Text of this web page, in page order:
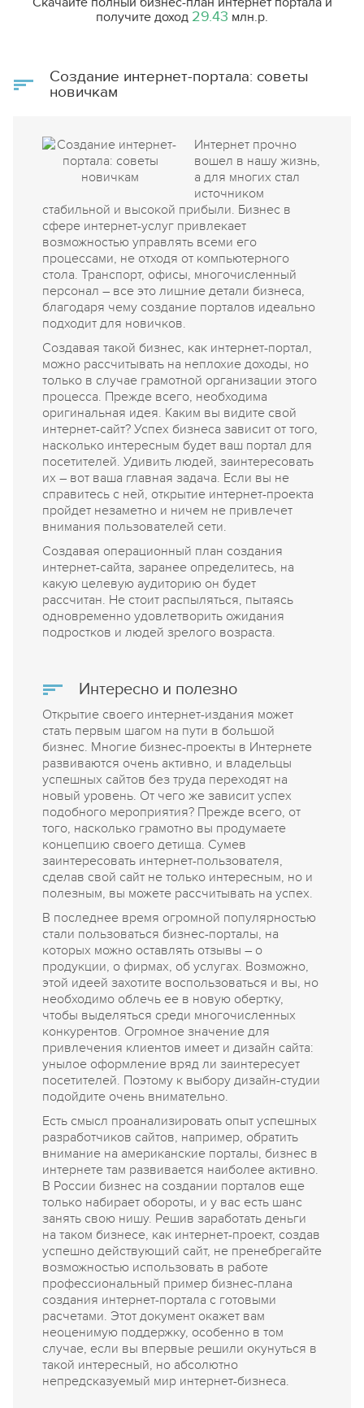
им это? Чтобы сэкономить свои ресурсы и время.
Когда бизнесмен приходит за деньгами, а у него нет
риски невозврата резко снижаются. Можно сказать,
что бизнес-план - это первая и самая важная
получите доход 29.43 млн.р.
Создание интернет-портала: советы
новичкам
Интернет прочно
вошел в нашу жизнь,
а для многих стал
источником
стабильной и высокой прибыли. Бизнес в
сфере интернет-услуг привлекает
возможностью управлять всеми его
процессами, не отходя от компьютерного
стола. Транспорт, офисы, многочисленный
персонал – все это лишние детали бизнеса,
благодаря чему создание порталов идеально
подходит для новичков.
Создавая такой бизнес, как интернет-портал,
можно рассчитывать на неплохие доходы, но
только в случае грамотной организации этого
процесса. Прежде всего, необходима
оригинальная идея. Каким вы видите свой
интернет-сайт? Успех бизнеса зависит от того,
насколько интересным будет ваш портал для
посетителей. Удивить людей, заинтересовать
их – вот ваша главная задача. Если вы не
справитесь с ней, открытие интернет-проекта
пройдет незаметно и ничем не привлечет
внимания пользователей сети.
Создавая операционный план создания
интернет-сайта, заранее определитесь, на
какую целевую аудиторию он будет
рассчитан. Не стоит распыляться, пытаясь
одновременно удовлетворить ожидания
подростков и людей зрелого возраста.
Интересно и полезно
Открытие своего интернет-издания может
стать первым шагом на пути в большой
бизнес. Многие бизнес-проекты в Интернете
развиваются очень активно, и владельцы
успешных сайтов без труда переходят на
новый уровень. От чего же зависит успех
подобного мероприятия? Прежде всего, от
того, насколько грамотно вы продумаете
концепцию своего детища. Сумев
заинтересовать интернет-пользователя,
сделав свой сайт не только интересным, но и
полезным, вы можете рассчитывать на успех.
В последнее время огромной популярностью
стали пользоваться бизнес-порталы, на
которых можно оставлять отзывы – о
продукции, о фирмах, об услугах. Возможно,
этой идеей захотите воспользоваться и вы, но
необходимо облечь ее в новую обертку,
чтобы выделяться среди многочисленных
конкурентов. Огромное значение для
привлечения клиентов имеет и дизайн сайта:
унылое оформление вряд ли заинтересует
посетителей. Поэтому к выбору дизайн-студии
подойдите очень внимательно.
Есть смысл проанализировать опыт успешных
разработчиков сайтов, например, обратить
внимание на американские порталы, бизнес в
интернете там развивается наиболее активно.
В России бизнес на создании порталов еще
только набирает обороты, и у вас есть шанс
занять свою нишу. Решив заработать деньги
на таком бизнесе, как интернет-проект, создав
успешно действующий сайт, не пренебрегайте
возможностью использовать в работе
профессиональный пример бизнес-плана
создания интернет-портала с готовыми
расчетами. Этот документ окажет вам
неоценимую поддержку, особенно в том
случае, если вы впервые решили окунуться в
такой интересный, но абсолютно
непредсказуемый мир интернет-бизнеса.